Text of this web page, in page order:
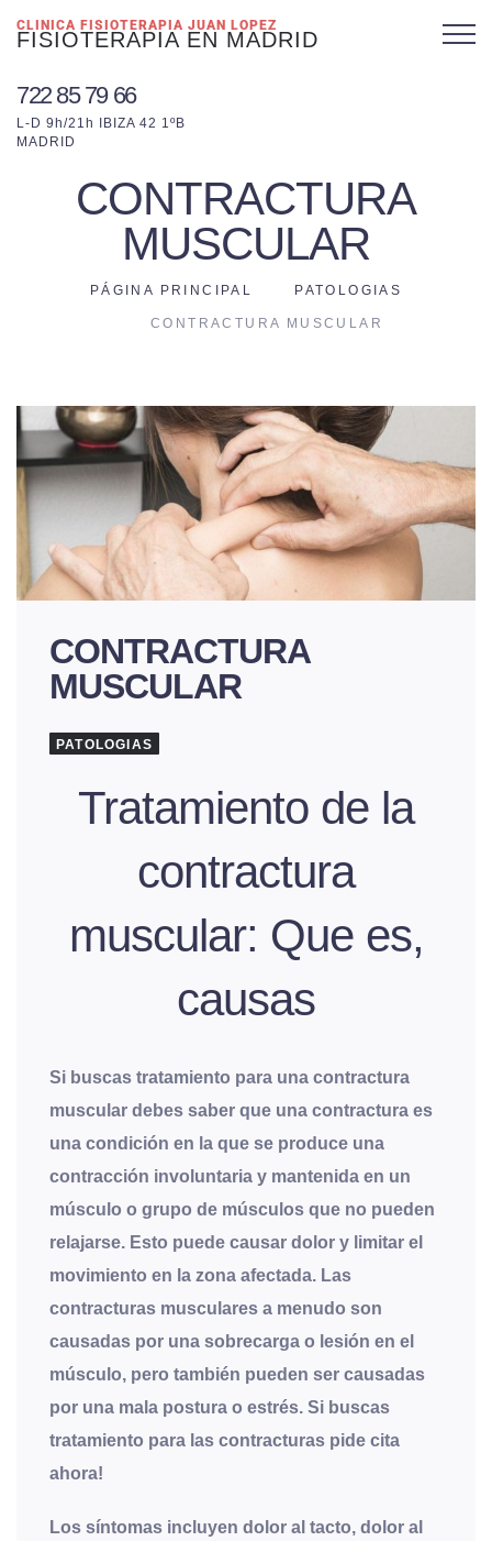
CLINICA FISIOTERAPIA JUAN LOPEZ
FISIOTERAPIA EN MADRID
722 85 79 66
L-D 9h/21h IBIZA 42 1ºB
MADRID
CONTRACTURA
MUSCULAR
PÁGINA PRINCIPAL PATOLOGIAS
CONTRACTURA MUSCULAR
CONTRACTURA
MUSCULAR
PATOLOGIAS
Tratamiento de la
contractura
muscular: Que es,
causas
Si buscas tratamiento para una contractura
muscular debes saber que una contractura es
una condición en la que se produce una
contracción involuntaria y mantenida en un
músculo o grupo de músculos que no pueden
relajarse. Esto puede causar dolor y limitar el
movimiento en la zona afectada. Las
contracturas musculares a menudo son
causadas por una sobrecarga o lesión en el
músculo, pero también pueden ser causadas
por una mala postura o estrés. Si buscas
tratamiento para las contracturas pide cita
ahora!
Los síntomas incluyen dolor al tacto, dolor al